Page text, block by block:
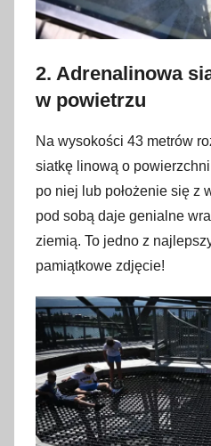
2. Adrenalinowa
w powietrzu
Na wysokości 43 metrów
siatkę linową o
po niej lub położenie się z
pod sobą daje genialne
ziemią. To jedno z
pamiątkowe zdjęcie!